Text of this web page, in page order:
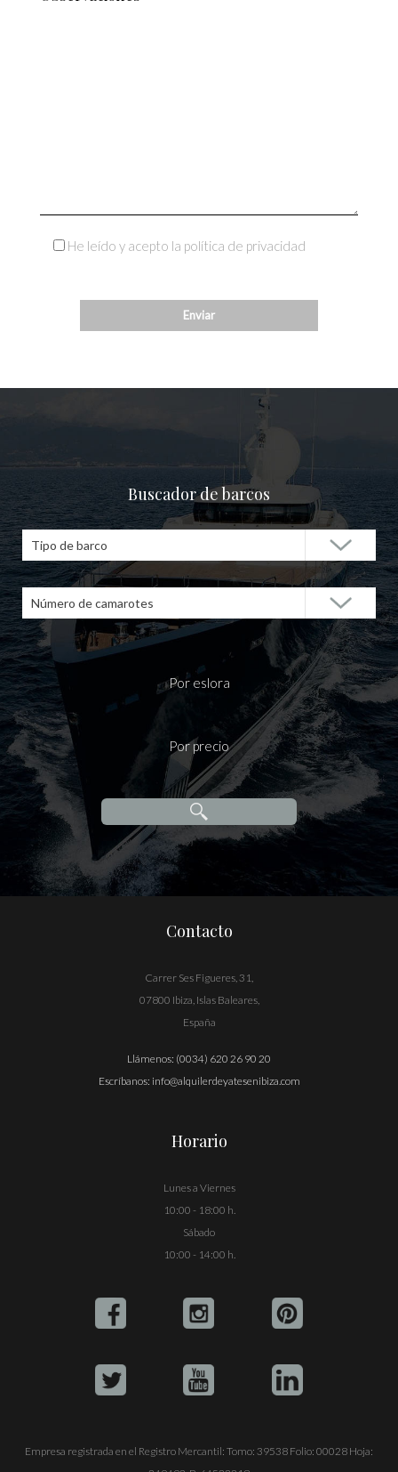
He leído y acepto la política de privacidad
Buscador de barcos
Tipo de barco
Número de camarotes
Por eslora
Por precio
Contacto
Carrer Ses Figueres, 31,
07800 Ibiza, Islas Baleares,
España
Llámenos: (0034) 620 26 90 20
Escríbanos: info@alquilerdeyatesenibiza.com
Horario
Lunes a Viernes
10:00 - 18:00 h.
Sábado
10:00 - 14:00 h.
Empresa registrada en el Registro Mercantil: Tomo: 39538 Folio: 00028 Hoja: